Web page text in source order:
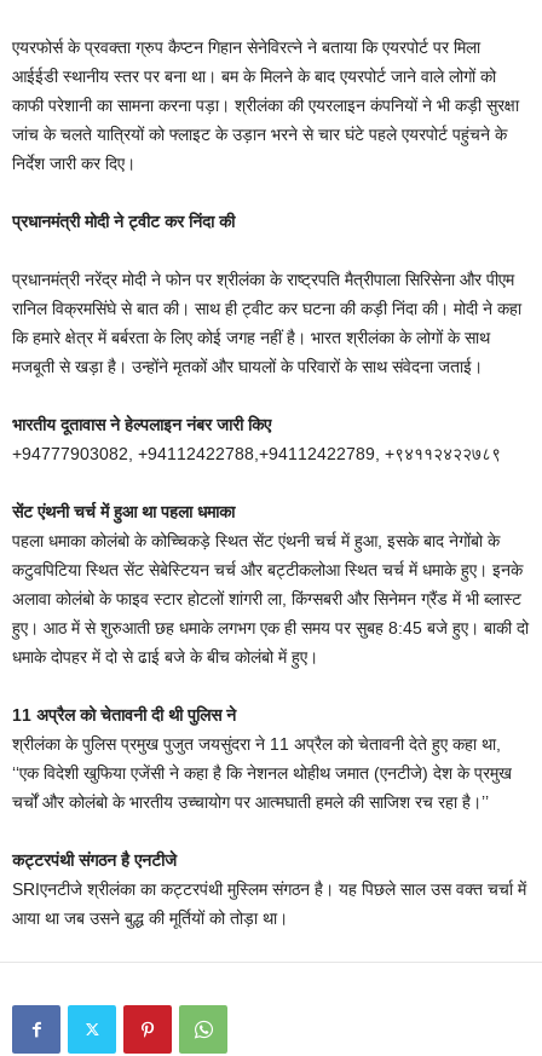
एयरफोर्स के प्रवक्ता ग्रुप कैप्टन गिहान सेनेविरत्ने ने बताया कि एयरपोर्ट पर मिला
आईईडी स्थानीय स्तर पर बना था। बम के मिलने के बाद एयरपोर्ट जाने वाले लोगों को
काफी परेशानी का सामना करना पड़ा। श्रीलंका की एयरलाइन कंपनियों ने भी कड़ी सुरक्षा
जांच के चलते यात्रियों को फ्लाइट के उड़ान भरने से चार घंटे पहले एयरपोर्ट पहुंचने के
निर्देश जारी कर दिए।
प्रधानमंत्री मोदी ने ट्वीट कर निंदा की
प्रधानमंत्री नरेंद्र मोदी ने फोन पर श्रीलंका के राष्ट्रपति मैत्रीपाला सिरिसेना और पीएम
रानिल विक्रमसिंघे से बात की। साथ ही ट्वीट कर घटना की कड़ी निंदा की। मोदी ने कहा
कि हमारे क्षेत्र में बर्बरता के लिए कोई जगह नहीं है। भारत श्रीलंका के लोगों के साथ
मजबूती से खड़ा है। उन्होंने मृतकों और घायलों के परिवारों के साथ संवेदना जताई।
भारतीय दूतावास ने हेल्पलाइन नंबर जारी किए
+94777903082, +94112422788,+94112422789, +९४११२४२२७८९
सेंट एंथनी चर्च में हुआ था पहला धमाका
पहला धमाका कोलंबो के कोच्चिकड़े स्थित सेंट एंथनी चर्च में हुआ, इसके बाद नेगोंबो के
कटुवपिटिया स्थित सेंट सेबेस्टियन चर्च और बट्टीकलोआ स्थित चर्च में धमाके हुए। इनके
अलावा कोलंबो के फाइव स्टार होटलों शांगरी ला, किंग्सबरी और सिनेमन ग्रैंड में भी ब्लास्ट
हुए। आठ में से शुरुआती छह धमाके लगभग एक ही समय पर सुबह 8:45 बजे हुए। बाकी दो
धमाके दोपहर में दो से ढाई बजे के बीच कोलंबो में हुए।
11 अप्रैल को चेतावनी दी थी पुलिस ने
श्रीलंका के पुलिस प्रमुख पुजुत जयसुंदरा ने 11 अप्रैल को चेतावनी देते हुए कहा था,
‘‘एक विदेशी खुफिया एजेंसी ने कहा है कि नेशनल थोहीथ जमात (एनटीजे) देश के प्रमुख
चर्चों और कोलंबो के भारतीय उच्चायोग पर आत्मघाती हमले की साजिश रच रहा है।’’
कट्टरपंथी संगठन है एनटीजे
SRIएनटीजे श्रीलंका का कट्टरपंथी मुस्लिम संगठन है। यह पिछले साल उस वक्त चर्चा में
आया था जब उसने बुद्ध की मूर्तियों को तोड़ा था।